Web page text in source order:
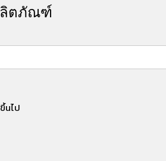
ลิตภัณฑ์
นไป